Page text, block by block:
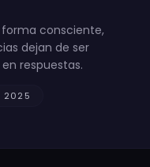
consciente,
dejan de ser
respuestas.
2025